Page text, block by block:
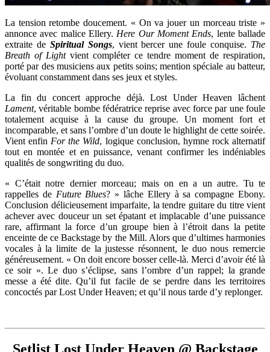
La tension retombe doucement. « On va jouer un morceau triste »
annonce avec malice Ellery. Here Our Moment Ends, lente ballade
extraite de Spiritual Songs, vient bercer une foule conquise. The
Breath of Lightvient compléter ce tendre moment de respiration,
porté par des musiciens aux petits soins; mention spéciale au batteur,
évoluant constamment dans ses jeux et styles.
La fin du concert approche déjà. Lost Under Heaven lâchent
Lament, véritable bombe fédératrice reprise avec force par une foule
totalement acquise à la cause du groupe. Un moment fort et
incomparable, et sans l’ombre d’un doute le highlight de cette soirée.
Vient enfin For the Wild, logique conclusion, hymne rock alternatif
tout en montée et en puissance, venant confirmer les indéniables
qualités de songwriting du duo.
« C’était notre dernier morceau; mais on en a un autre. Tu te
rappelles de Future Blues? » lâche Ellery à sa compagne Ebony.
Conclusion délicieusement imparfaite, la tendre guitare du titre vient
achever avec douceur un set épatant et implacable d’une puissance
rare, affirmant la force d’un groupe bien à l’étroit dans la petite
enceinte de ce Backstage by the Mill. Alors que d’ultimes harmonies
vocales à la limite de la justesse résonnent, le duo nous remercie
généreusement. « On doit encore bosser celle-là. Merci d’avoir été là
ce soir ». Le duo s’éclipse, sans l’ombre d’un rappel; la grande
messe a été dite. Qu’il fut facile de se perdre dans les territoires
concoctés par Lost Under Heaven; et qu’il nous tarde d’y replonger.
Setlist Lost Under Heaven @ Backstage